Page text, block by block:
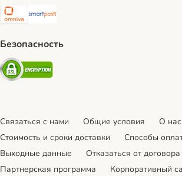
Omniva Shipping Method
SmartPosti Shipping Method
Безопасность
Security
Связаться с нами Общие условия
О нас
Стоимость и сроки доставки
Cпособы
Выходные данные
Отказаться от
Партнерская программа
Корпоративный